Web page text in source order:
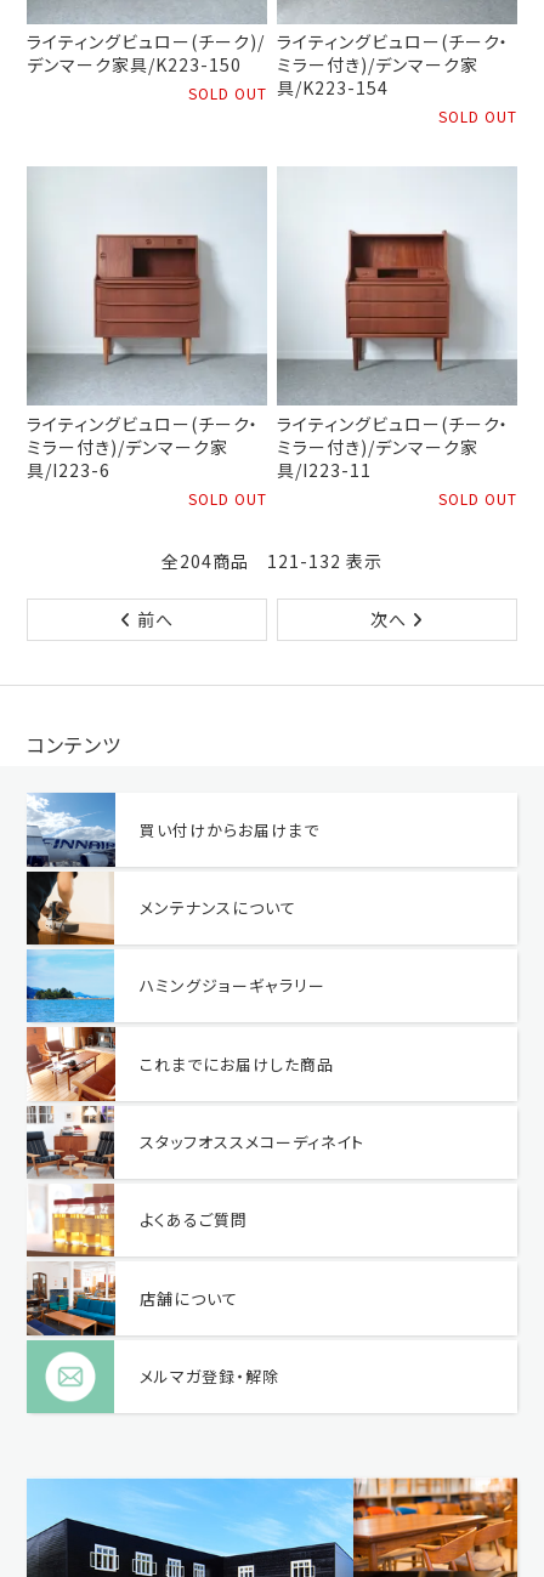
ライティングビュロー(チーク)/
デンマーク家具/K223-150
SOLD OUT
ライティングビュロー(チーク・
ミラー付き)/デンマーク家
具/K223-154
SOLD OUT
ライティングビュロー(チーク・
ミラー付き)/デンマーク家
具/I223-6
SOLD OUT
ライティングビュロー(チーク・
ミラー付き)/デンマーク家
具/I223-11
SOLD OUT
全204商品 121-132 表示
前へ 次へ
コンテンツ
買い付けからお届けまで
メンテナンスについて
ハミングジョーギャラリー
これまでにお届けした商品
スタッフオススメコーディネイト
よくあるご質問
店舗について
メルマガ登録・解除